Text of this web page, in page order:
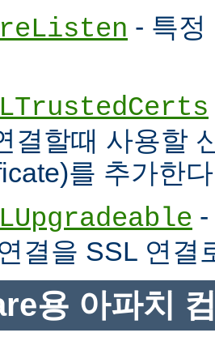
- 특정
결할때 사용할
를 추가한
결을 SSL 연결
용 아파치